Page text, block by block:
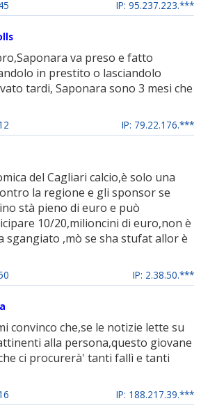
IP: 95.237.223.***
va preso e fatto
in prestito o lasciandolo
tardi, Saponara sono 3 mesi che
IP: 79.22.176.***
del Cagliari calcio,è solo una
la regione e gli sponsor se
stà pieno di euro e può
10/20,milioncini di euro,non è
sgangiato ,mò se sha stufat allor è
IP: 2.38.50.***
convinco che,se le notizie lette su
alla persona,questo giovane
ci procurerà' tanti fallì e tanti
IP: 188.217.39.***